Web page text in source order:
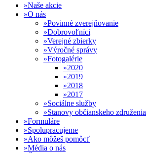
Naše akcie
O nás
Povinné zverejňovanie
Dobrovoľníci
Verejné zbierky
Výročné správy
Fotogalérie
2020
2019
2018
2017
Sociálne služby
Stanovy občianskeho združenia
Formuláre
Spolupracujeme
Ako môžeš pomôcť
Média o nás